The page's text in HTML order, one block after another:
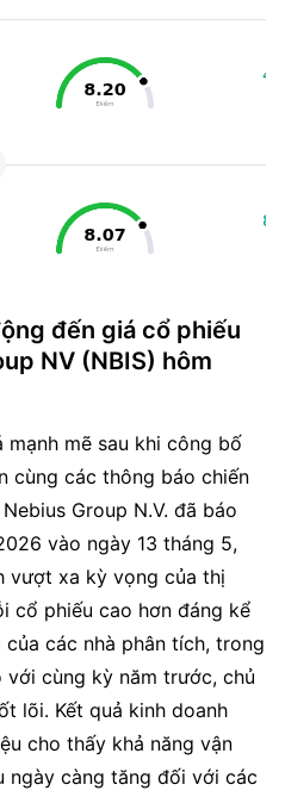
đến giá cổ phiếu
NV (NBIS) hôm
mạnh mẽ sau khi công bố
cùng các thông báo chiến
Group N.V. đã báo
vào ngày 13 tháng 5,
vượt xa kỳ vọng của thị
cổ phiếu cao hơn đáng kể
các nhà phân tích, trong
cùng kỳ năm trước, chủ
lõi. Kết quả kinh doanh
cho thấy khả năng vận
ngày càng tăng đối với các